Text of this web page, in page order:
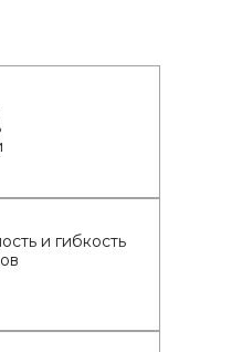
и гибкость